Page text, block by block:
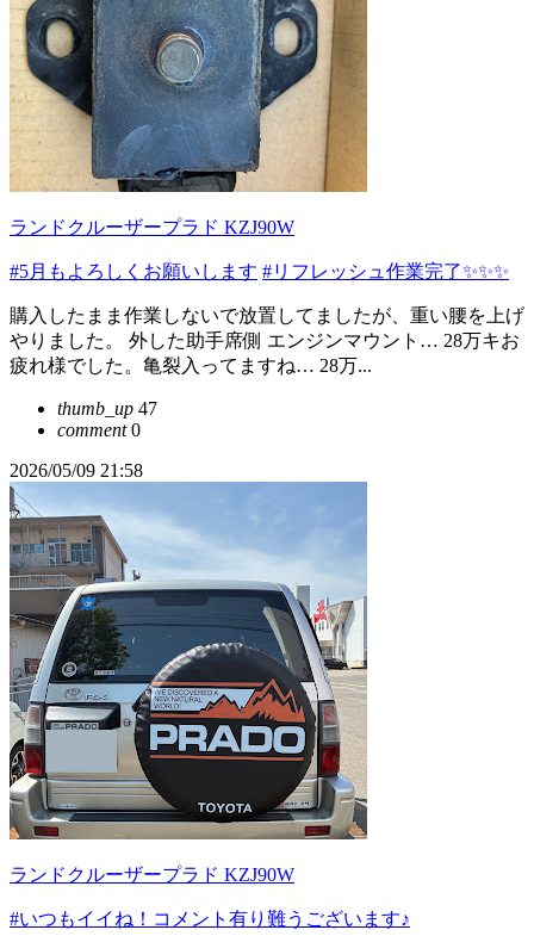
ランドクルーザープラド KZJ90W
#5月もよろしくお願いします #リフレッシュ作業完了✨✨✨
購入したまま作業しないで放置してましたが、重い腰を上げ
やりました。 外した助手席側 エンジンマウント… 28万キお
疲れ様でした。亀裂入ってますね… 28万...
thumb_up 47
comment0
2026/05/09 21:58
ランドクルーザープラド KZJ90W
#いつもイイね！コメント有り難うございます♪